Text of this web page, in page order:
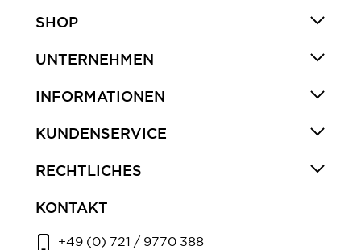
SHOP
UNTERNEHMEN
INFORMATIONEN
KUNDENSERVICE
RECHTLICHES
KONTAKT
+49 (0) 721 / 9770 388